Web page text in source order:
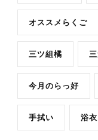
オススメらくご
三ツ組橘
今月のらっ好
手拭い 浴衣